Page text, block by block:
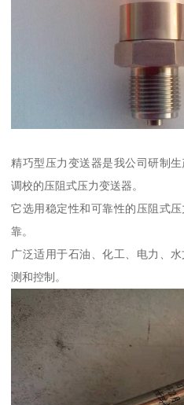
精巧型压力变送器是我公司研制
调校的压阻式压力变送器。
它选用稳定性和可靠性的压阻式
靠。
广泛适用于石油、化工、电力、
测和控制。